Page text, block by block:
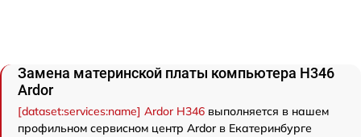
Замена материнской платы компьютера H346
Ardor
[dataset:services:name] Ardor H346 выполняется в нашем
профильном сервисном центр Ardor в Екатеринбурге